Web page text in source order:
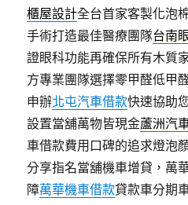
櫃屋設計全台首家客製化泡
手術打造最佳醫療團隊台南
證眼科功能再確保所有木質
方專業團隊選擇零甲醛低甲
申辦北屯汽車借款快速協助
設置當舖萬物皆現金蘆洲汽
車借款費用口碑的追求燈泡
分享指名當舖機車增貸，萬
障萬華機車借款貸款車分期